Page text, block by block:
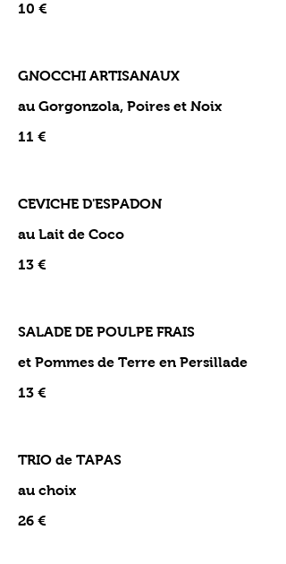
10 €
GNOCCHI ARTISANAUX
au Gorgonzola, Poires et Noix
11 €
CEVICHE D'ESPADON
au Lait de Coco
13 €
SALADE DE POULPE FRAIS
et Pommes de Terre en Persillade
13 €
TRIO de TAPAS
au choix
26 €